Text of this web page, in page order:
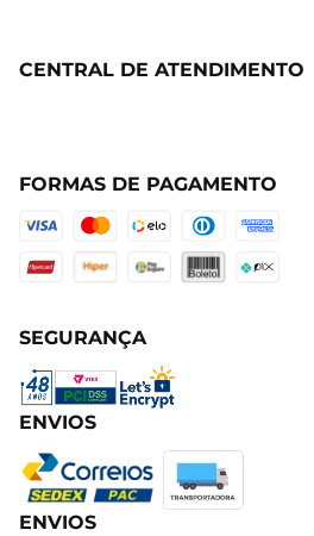
CENTRAL DE ATENDIMENTO
FORMAS DE PAGAMENTO
SEGURANÇA
ENVIOS
ENVIOS